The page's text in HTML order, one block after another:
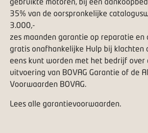
35% van de oorspronkelijke
3.000,-
zes maanden garantie op reparatie en
gratis onafhankelijke Hulp bij klachten
eens kunt worden met het bedrijf over
uitvoering van BOVAG Garantie of de
Voorwaarden BOVAG.
Lees alle garantievoorwaarden.